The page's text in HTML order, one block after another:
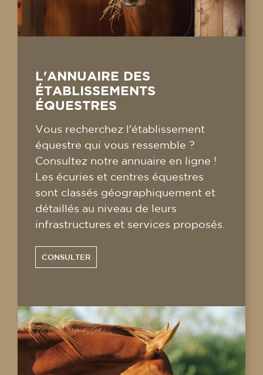
L'ANNUAIRE DES
ÉTABLISSEMENTS
ÉQUESTRES
Vous recherchez l'établissement
équestre qui vous ressemble ?
Consultez notre annuaire en ligne !
Les écuries et centres équestres
sont classés géographiquement et
détaillés au niveau de leurs
infrastructures et services proposés.
CONSULTER